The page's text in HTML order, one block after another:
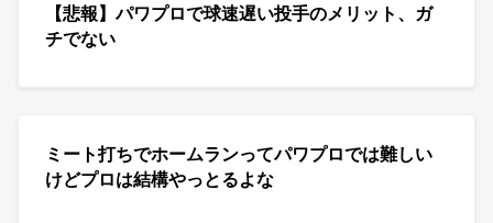
【悲報】パワプロで球速遅い投手のメリット、ガ
チでない
ミート打ちでホームランってパワプロでは難しい
けどプロは結構やっとるよな